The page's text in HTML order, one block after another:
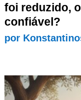
foi reduzido,
confiável?
por